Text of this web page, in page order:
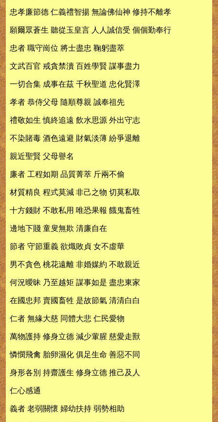
忠孝廉節德 仁義禮智揚 無論佛仙神 修持不離孝
願爾眾蒼生 聽從玉皇言 人人誠信受 個個勤奉行
忠者 職守崗位 將士盡忠 鞠躬盡萃
文武百官 戒貪禁瀆 百姓學賢 謀事盡力
一切合集 成事在茲 千秋聖道 忠化賢澤
孝者 恭侍父母 隨順尊親 誠奉祖先
禮敬如生 慎終追遠 飲水思源 外出守志
不染賭毒 酒色遠避 財氣淡薄 紛爭退離
親近聖賢 父母譽名
廉者 工程如期 品質菁萃 斤兩不偷
材質精良 程式莫減 非己之物 切莫私取
十方錢財 不敢私用 唯恐果報 餓鬼畜牲
邊地下賤 童叟無欺 清廉自在
節者 守節重義 欲熾敗貞 女不虛華
男不貪色 桃花遠離 非婚媒約 不敢親近
何況曖昧 乃至越矩 謀事如是 盡忠東家
在國忠邦 賣國畜牲 是故節氣 清清白白
仁者 無緣大慈 同體大悲 仁民愛物
萬物護持 修身立德 減少葷腥 慈愛走獸
憐憫飛禽 胎卵濕化 俱足生命 善惡不同
身形各別 持齋護生 修身立德 推己及人
仁心感通
義者 老弱關懷 婦幼扶持 弱勢相助